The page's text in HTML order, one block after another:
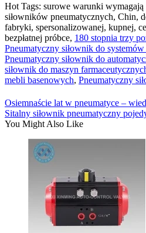
Hot Tags: surowe warunki wymagają
siłowników pneumatycznych, Chin,
fabryki, spersonalizowanej, kupnej,
bezpłatnej próbce, 180 stopnia trzy
Pneumatyczny siłownik do
Pneumatyczny siłownik do
siłownik do maszyn
mebli basenowych, Pneumatyczny
Osiemnaście lat w pneumatyce –
Sitalny siłownik pneumatyczny
You Might Also Like